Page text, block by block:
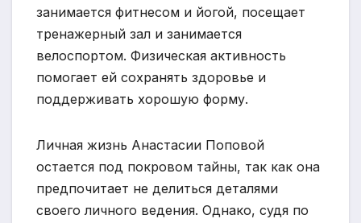
занимается фитнесом и йогой, посещает
тренажерный зал и занимается
велоспортом. Физическая активность
помогает ей сохранять здоровье и
поддерживать хорошую форму.
Личная жизнь Анастасии Поповой
остается под покровом тайны, так как она
предпочитает не делиться деталями
своего личного ведения. Однако, судя по